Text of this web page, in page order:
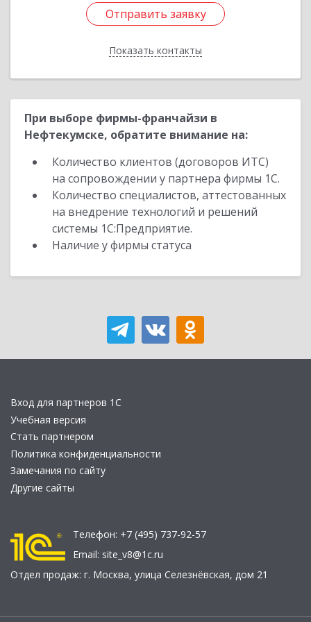
Отправить заявку
Показать контакты
Отправить заявку
Назад
При выборе фирмы-франчайзи в
Нефтекумске, обратите внимание на:
Количество клиентов (договоров ИТС)
на сопровождении у партнера фирмы 1С.
Количество специалистов, аттестованных
на внедрение технологий и решений
системы 1С:Предприятие.
Наличие у фирмы статуса
Вход для партнеров 1С
Учебная версия
Стать партнером
Политика конфиденциальности
Замечания по сайту
Другие сайты
Телефон: +7 (495) 737-92-57
Email: site_v8@1c.ru
Отдел продаж: г. Москва, улица Селезнёвская, дом 21